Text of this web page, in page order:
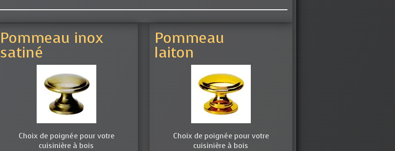
Pommeau inox
satiné
Choix de poignée pour votre
cuisinière à bois
Pommeau
laiton
Choix de poignée pour votre
cuisinière à bois